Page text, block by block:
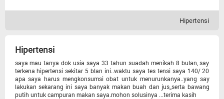
Lain-lain
Pencernaan
Urologi
Hipertensi
Hipertensi
saya mau tanya dok usia saya 33 tahun suadah menikah 8 bulan, say
terkena hipertensi sekitar 5 blan ini..waktu saya tes tensi saya 140/ 20
apa saya harus mengkonsumsi obat untuk menurunkanya..yang say
lakukan sekarang ini saya banyak makan buah dan jus,,serta bawang
putih untuk campuran makan saya.mohon solusinya ...terima kasih